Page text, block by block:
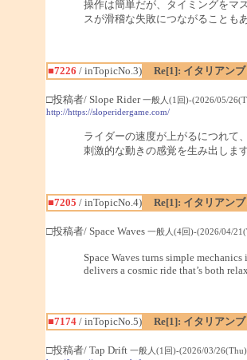
操作は簡単だが、タイミングをマ
スが滑稽な失敗につながることもあ
■7226 / inTopicNo.3) Re[1]: イタリアン
□投稿者/ Slope Rider一般人(1回)-(2026/05/
http://https://sloperidergame.com/
ライダーの速度が上がるにつれて
刺激的な動きの感覚を生み出します
■7205 / inTopicNo.4) Re[1]: イタリアン
□投稿者/ Space Waves 一般人(4回)-(2026/04/
Space Waves turns simple
delivers a cosmic ride that’s both
■7174/ inTopicNo.5) Re[1]: イタリアン
□投稿者/ Tap Drift 一般人(1回)-(2026/03/